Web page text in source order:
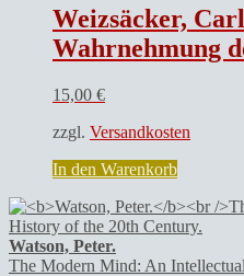
Weizsäcker,
Wahrnehmung
15,00 €
zzgl. Versandkosten
In den Warenkorb
Watson, Peter.
The Modern Mind: An